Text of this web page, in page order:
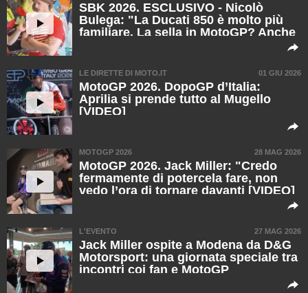
SBK 2026. ESCLUSIVO - Nicolò
Bulega: "La Ducati 850 è molto più
familiare. La sella in MotoGP? Anche
stesso" [VIDEO]
LE DIRETTE DI MOTO.IT 01 GIU 2026
MotoGP 2026. DopoGP d’Italia:
Aprilia si prende tutto al Mugello
[VIDEO]
MOTOGP 2026 28 MAG 2026
MotoGP 2026. Jack Miller: "Credo
fermamente di potercela fare, non
vedo l’ora di tornare davanti [VIDEO]
L'EVENTO 27 MAG 2026
Jack Miller ospite a Modena da D&G
Motorsport: una giornata speciale tra
incontri coi fan e MotoGP